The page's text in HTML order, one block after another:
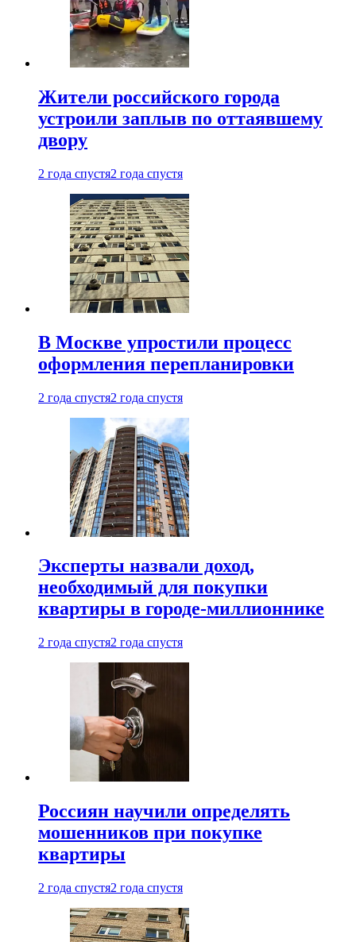
Жители российского города
устроили заплыв по оттаявшему
двору
2 года спустя2 года спустя
В Москве упростили процесс
оформления перепланировки
2 года спустя2 года спустя
Эксперты назвали доход,
необходимый для покупки
квартиры в городе-миллионнике
2 года спустя2 года спустя
Россиян научили определять
мошенников при покупке
квартиры
2 года спустя2 года спустя